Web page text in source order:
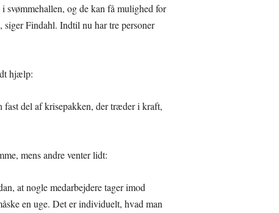
og de kan få mulighed for
siger Findahl. Indtil nu har tre personer
hjælp:
fast del af krisepakken, der træder i kraft,
mens andre venter lidt:
at nogle medarbejdere tager imod
en uge. Det er individuelt, hvad man